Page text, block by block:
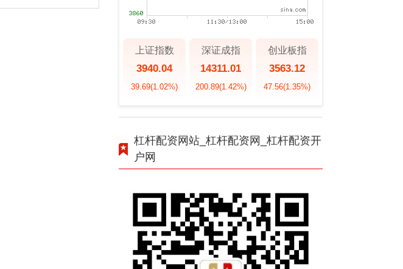
上证指数
3940.04
39.69(1.02%)
深证成指
14311.01
200.89(1.42%)
创业板指
3563.12
47.56(1.35%)
杠杆配资网站_杠杆配资网_杠杆配资开
户网